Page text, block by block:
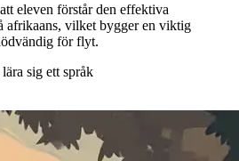
eleven förstår den effektiva
afrikaans, vilket bygger en viktig
för flyt.
sig ett språk